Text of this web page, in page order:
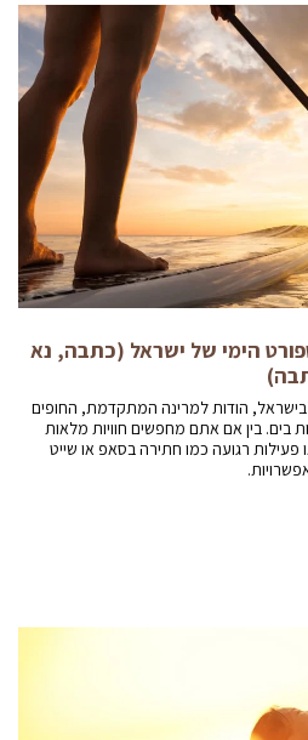
הימי של ישראל (כתבה, נא
הודות למרינה המתקדמת, החופים
בין אם אתם מחפשים חוויות מלאות
רגועה כמו חתירה בסאפ או שייט